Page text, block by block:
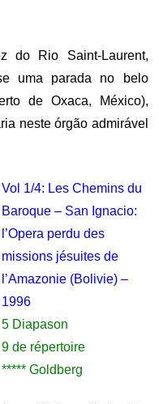
do Rio Saint-Laurent,
uma parada no belo
de Oxaca, México),
neste órgão admirável
Vol 1/4: Les Chemins du
Baroque – San Ignacio:
l’Opera perdu des
missions jésuites de
l’Amazonie (Bolivie) –
1996
5 Diapason
9 de répertoire
***** Goldberg